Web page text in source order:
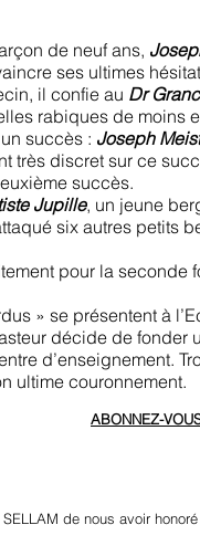
de neuf ans,
ses ultimes
il confie au Dr
rabiques de moins
succès : Joseph
très discret sur ce
succès.
Jupille, un jeune
six autres petits
pour la seconde
» se présentent à
décide de
d’enseignement.
ultime couronnement.
ABONNEZ-
de nous avoir